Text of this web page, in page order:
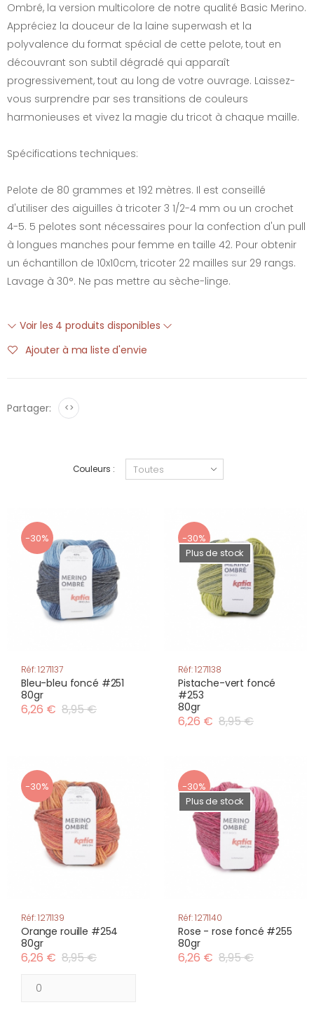
Ombré, la version multicolore de notre qualité Basic Merino.
Appréciez la douceur de la laine superwash et la
polyvalence du format spécial de cette pelote, tout en
découvrant son subtil dégradé qui apparaît
progressivement, tout au long de votre ouvrage. Laissez-
vous surprendre par ses transitions de couleurs
harmonieuses et vivez la magie du tricot à chaque maille.
Spécifications techniques:
Pelote de 80 grammes et 192 mètres. Il est conseillé
d'utiliser des aiguilles à tricoter 3 1/2-4 mm ou un crochet
4-5. 5 pelotes sont nécessaires pour la confection d'un pull
à longues manches pour femme en taille 42. Pour obtenir
un échantillon de 10x10cm, tricoter 22 mailles sur 29 rangs.
Lavage à 30°. Ne pas mettre au sèche-linge.
Voir les 4 produits disponibles
Ajouter à ma liste d'envie
Partager: <>
Couleurs :
-30%
Réf: 1271137
Bleu-bleu foncé #251
80gr
6,26 € 8,95 €
-30%
Plus de stock
Réf: 1271138
Pistache-vert foncé
#253
80gr
6,26 € 8,95 €
-30%
Réf: 1271139
Orange rouille #254
80gr
6,26 € 8,95 €
-30%
Plus de stock
Réf: 1271140
Rose - rose foncé #255
80gr
6,26 € 8,95 €